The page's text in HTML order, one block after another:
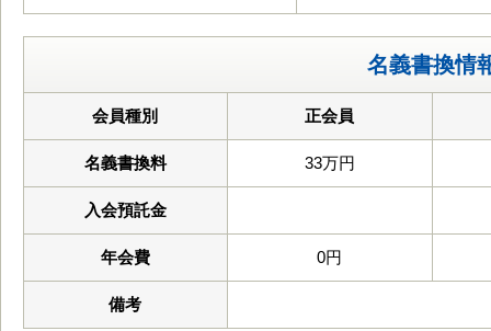
名義書換情
会員種別 正会員
名義書換料 33万円
入会預託金
年会費 0円
備考